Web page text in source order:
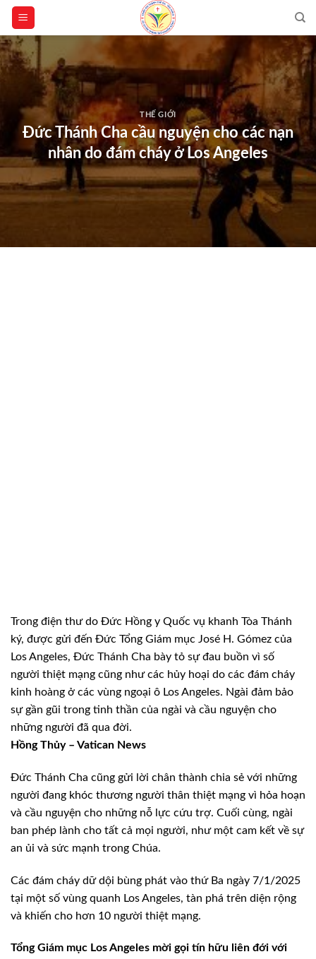
Skip
content
THẾ GIỚI
Đức Thánh Cha cầu nguyện cho các nạn
nhân do đám cháy ở Los Angeles
Trong điện thư do Đức Hồng y Quốc vụ khanh Tòa Thánh
ký, được gửi đến Đức Tổng Giám mục José H. Gómez của
Los Angeles, Đức Thánh Cha bày tỏ sự đau buồn vì số
người thiệt mạng cũng như các hủy hoại do các đám cháy
kinh hoàng ở các vùng ngoại ô Los Angeles. Ngài đảm bảo
sự gần gũi trong tinh thần của ngài và cầu nguyện cho
những người đã qua đời.
Hồng Thủy – Vatican News
Đức Thánh Cha cũng gửi lời chân thành chia sẻ với những
người đang khóc thương người thân thiệt mạng vì hỏa hoạn
và cầu nguyện cho những nỗ lực cứu trợ. Cuối cùng, ngài
ban phép lành cho tất cả mọi người, như một cam kết về sự
an ủi và sức mạnh trong Chúa.
Các đám cháy dữ dội bùng phát vào thứ Ba ngày 7/1/2025
tại một số vùng quanh Los Angeles, tàn phá trên diện rộng
và khiến cho hơn 10 người thiệt mạng.
Tổng Giám mục Los Angeles mời gọi tín hữu liên đới với